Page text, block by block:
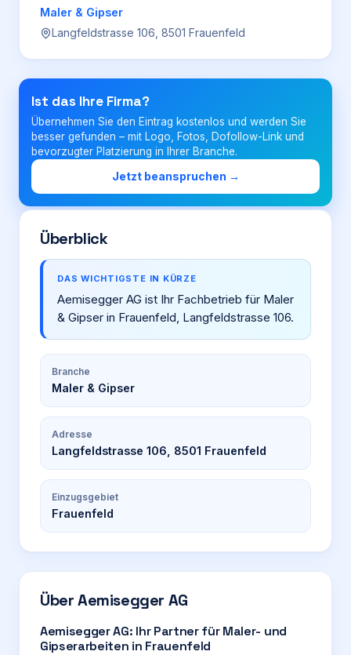
Für Firmen
Login
Firma eintragen
Maler & Gipser
Langfeldstrasse 106, 8501 Frauenfeld
Ist das Ihre Firma?
Übernehmen Sie den Eintrag kostenlos und werden Sie
besser gefunden – mit Logo, Fotos, Dofollow-Link und
bevorzugter Platzierung in Ihrer Branche.
Jetzt beanspruchen →
Überblick
DAS WICHTIGSTE IN KÜRZE
Aemisegger AG ist Ihr Fachbetrieb für Maler
& Gipser in Frauenfeld, Langfeldstrasse 106.
Branche
Maler & Gipser
Adresse
Langfeldstrasse 106, 8501 Frauenfeld
Einzugsgebiet
Frauenfeld
ÜberAemisegger AG
Aemisegger AG: Ihr Partner für Maler- und
Gipserarbeiten in Frauenfeld